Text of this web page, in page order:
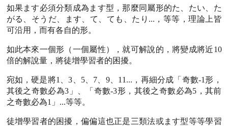
如果ます必須分類成為ます型，那麼同屬形的た、たい、た
がる、そうだ、ます、て、ても、たり...，等等，理論上皆
可沿用，而有各自的形。
如此本來一個形（一個屬性），就可解說的，將變成將近10
倍的解說量，將徒增學習者的困擾。
宛如，硬是將1、3、5、7、9、11...，再細分成「奇數-1形，
其後之奇數必為3」、「奇數-3形，其後之奇數必為5，其前
之奇數必為1」...等等。
徒增學習者的困擾，偏偏這也正是三類法或ます型等等學習